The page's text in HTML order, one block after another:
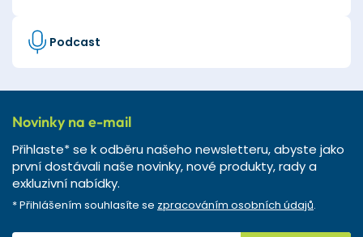
Podcast
Novinky na e-mail
Přihlaste* se k odběru našeho newsletteru, abyste jako
první dostávali naše novinky, nové produkty, rady a
exkluzivní nabídky.
* Přihlášením souhlasíte se zpracováním osobních údajů.